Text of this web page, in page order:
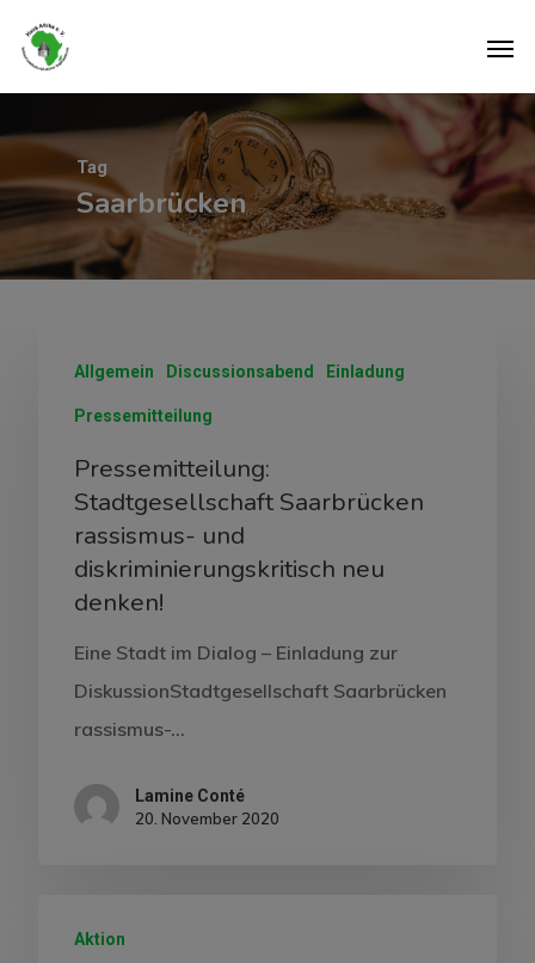
Tag
Saarbrücken
Allgemein Discussionsabend Einladung
Pressemitteilung
Pressemitteilung:
Stadtgesellschaft Saarbrücken
rassismus- und
diskriminierungskritisch neu
denken!
Eine Stadt im Dialog – Einladung zur
DiskussionStadtgesellschaft Saarbrücken
rassismus-…
Lamine Conté
20. November 2020
Aktion